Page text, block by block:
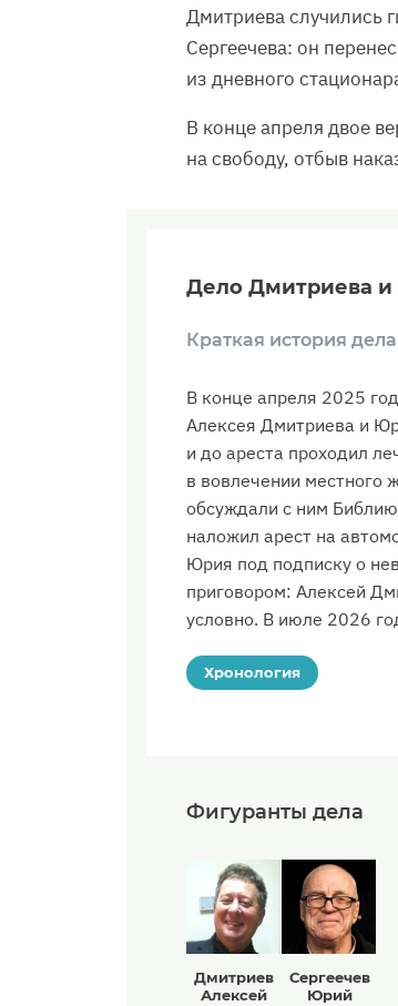
Дмитриева случились
Сергеечева: он
из дневного
В конце апреля двое
на свободу, отбыв
Дело Дмитриева и
Краткая история дела
В конце апреля 2025
Алексея Дмитриева и
и до ареста проходил
в вовлечении местного
обсуждали с ним
наложил арест на
Юрия под подписку о
приговором: Алексей
условно. В июле 2026
Хронология
Фигуранты дела
Дмитриев
Алексей
Сергеечев
Юрий